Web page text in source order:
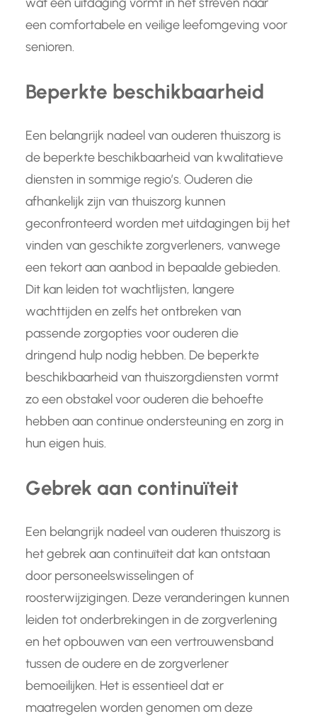
wat een uitdaging vormt in het streven naar
een comfortabele en veilige leefomgeving voor
senioren.
Beperkte beschikbaarheid
Een belangrijk nadeel van ouderen thuiszorg is
de beperkte beschikbaarheid van kwalitatieve
diensten in sommige regio’s. Ouderen die
afhankelijk zijn van thuiszorg kunnen
geconfronteerd worden met uitdagingen bij het
vinden van geschikte zorgverleners, vanwege
een tekort aan aanbod in bepaalde gebieden.
Dit kan leiden tot wachtlijsten, langere
wachttijden en zelfs het ontbreken van
passende zorgopties voor ouderen die
dringend hulp nodig hebben. De beperkte
beschikbaarheid van thuiszorgdiensten vormt
zo een obstakel voor ouderen die behoefte
hebben aan continue ondersteuning en zorg in
hun eigen huis.
Gebrek aan continuïteit
Een belangrijk nadeel van ouderen thuiszorg is
het gebrek aan continuïteit dat kan ontstaan
door personeelswisselingen of
roosterwijzigingen. Deze veranderingen kunnen
leiden tot onderbrekingen in de zorgverlening
en het opbouwen van een vertrouwensband
tussen de oudere en de zorgverlener
bemoeilijken. Het is essentieel dat er
maatregelen worden genomen om deze